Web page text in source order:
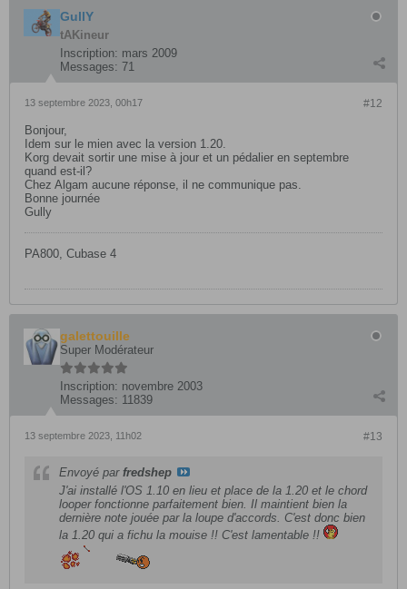
GullY
tAKineur
Inscription: mars 2009
Messages: 71
#12
13 septembre 2023, 00h17
Bonjour,
Idem sur le mien avec la version 1.20.
Korg devait sortir une mise à jour et un pédalier en septembre
quand est-il?
Chez Algam aucune réponse, il ne communique pas.
Bonne journée
Gully
PA800, Cubase 4
galettouille
Super Modérateur
Inscription: novembre 2003
Messages: 11839
#13
13 septembre 2023, 11h02
Envoyé par fredshep
J'ai installé l'OS 1.10 en lieu et place de la 1.20 et le chord
looper fonctionne parfaitement bien. Il maintient bien la
dernière note jouée par la loupe d'accords. C'est donc bien
la 1.20 qui a fichu la mouise !! C'est lamentable !!